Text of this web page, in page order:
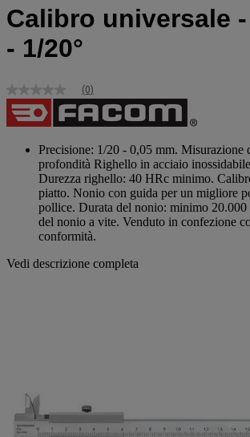
Calibro universale
- 1/20°
Nessuna
valutazione
Stesso
pagina.
(0)
Precisione: 1/20 - 0,05 mm. Misurazione
profondità Righello in acciaio
Durezza righello: 40 HRc minimo.
piatto. Nonio con guida per un migliore
pollice. Durata del nonio: minimo
del nonio a vite. Venduto in confezione
conformità.
Vedi descrizione completa